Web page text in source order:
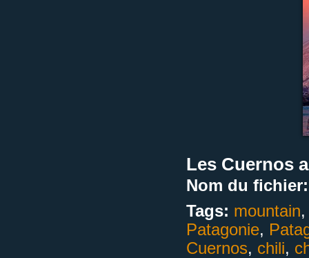
Les Cuernos
Nom du fichier:
Tags: mountain
Patagonie,
Cuernos, chili,